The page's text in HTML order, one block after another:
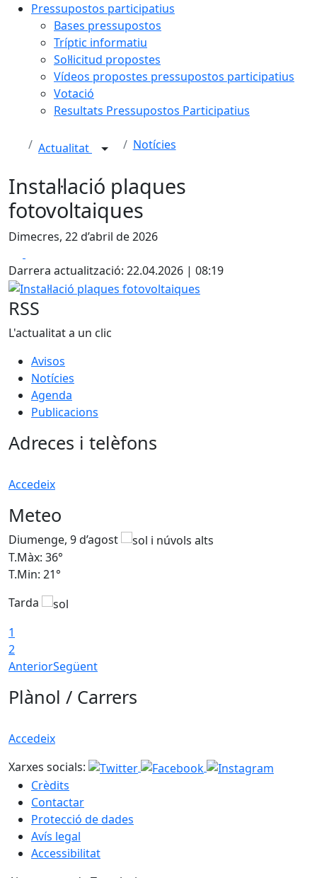
Pressupostos participatius
Bases pressupostos
Tríptic informatiu
Sol·licitud propostes
Vídeos propostes pressupostos participatius
Votació
Resultats Pressupostos Participatius
Actualitat Notícies
Instal·lació plaques
fotovoltaiques
Dimecres, 22 d’abril de 2026
Darrera actualització: 22.04.2026 | 08:19
Instal·lació plaques fotovoltaiques
RSS
L'actualitat a un clic
Avisos
Notícies
Agenda
Publicacions
Adreces i telèfons
Accedeix
Meteo
Diumenge, 9 d’agost
T.Màx: 36°
T.Min: 21°
Tarda
1
2
AnteriorSegüent
Plànol / Carrers
Accedeix
Xarxes socials:
Crèdits
Contactar
Protecció de dades
Avís legal
Accessibilitat